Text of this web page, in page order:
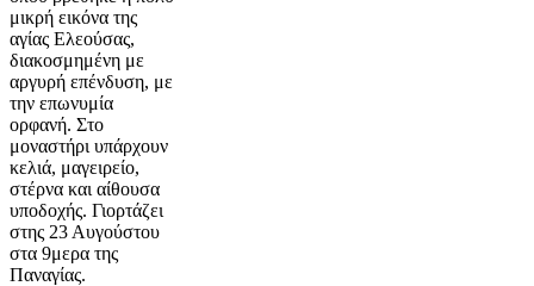
μικρή εικόνα της
αγίας Ελεούσας,
διακοσμημένη με
αργυρή επένδυση, με
την επωνυμία
ορφανή. Στο
μοναστήρι υπάρχουν
κελιά, μαγειρείο,
στέρνα και αίθουσα
υποδοχής. Γιορτάζει
στης 23 Αυγούστου
στα 9μερα της
Παναγίας.